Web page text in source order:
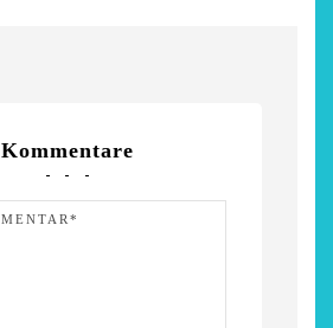
Kommentare